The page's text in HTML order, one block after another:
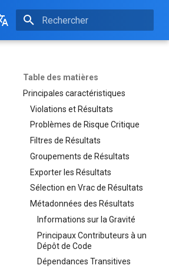
Initialisation de la recherche
Table des matières
Principales caractéristiques
Violations et Résultats
Problèmes de Risque Critique
Filtres de Résultats
Groupements de Résultats
Exporter les Résultats
Sélection en Vrac de Résultats
Métadonnées des Résultats
Informations sur la Gravité
Principaux Contributeurs à un
Dépôt de Code
Dépendances Transitives